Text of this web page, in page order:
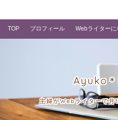
TOP プロフィール Webライターに
Ayuko
主婦がWebライターで月